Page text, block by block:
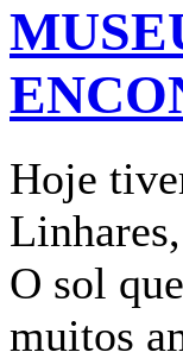
Hoje
O sol
muitos